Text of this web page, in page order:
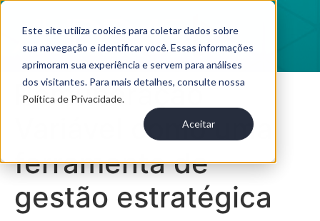
Este site utiliza cookies para coletar dados sobre
sua navegação e identificar você. Essas informações
aprimoram sua experiência e servem para análises
dos visitantes. Para mais detalhes, consulte nossa
Política de Privacidade.
Aceitar
Remuneração
Variável como uma
ferramenta de
gestão estratégica